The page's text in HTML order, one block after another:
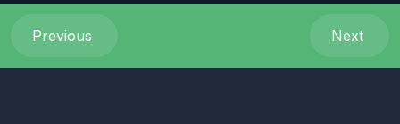
Previous Next